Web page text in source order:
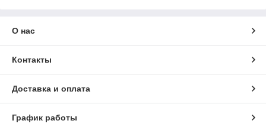
О нас
Контакты
Доставка и оплата
График работы